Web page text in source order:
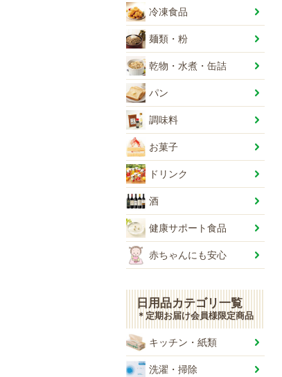
冷凍食品
麺類・粉
乾物・水煮・缶詰
パン
調味料
お菓子
ドリンク
酒
健康サポート食品
赤ちゃんにも安心
日用品カテゴリ一覧
＊定期お届け会員様限定商品
キッチン・紙類
洗濯・掃除